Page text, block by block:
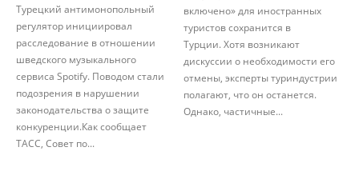
Турецкий антимонопольный
регулятор инициировал
расследование в отношении
шведского музыкального
сервиса Spotify. Поводом стали
подозрения в нарушении
законодательства о защите
конкуренции.Как сообщает
ТАСС, Совет по...
включено» для иностранных
туристов сохранится в
Турции. Хотя возникают
дискуссии о необходимости его
отмены, эксперты туриндустрии
полагают, что он останется.
Однако, частичные...